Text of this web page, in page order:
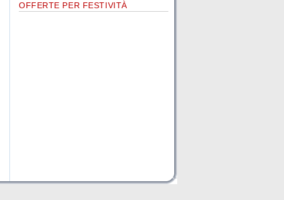
OFFERTE PER FESTIVITÀ